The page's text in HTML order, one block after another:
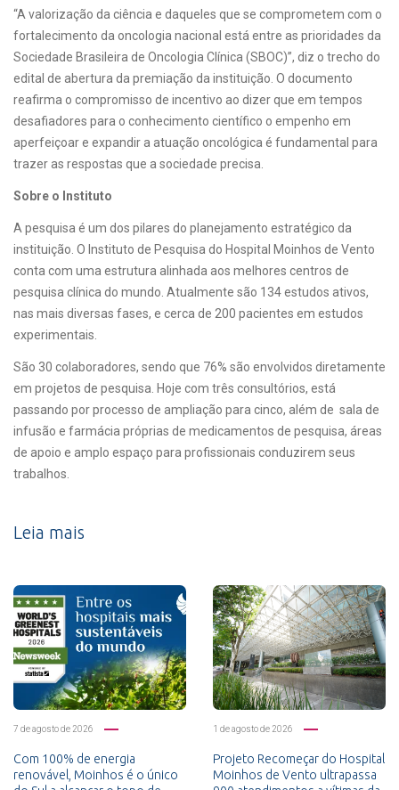
“A valorização da ciência e daqueles que se comprometem com o
fortalecimento da oncologia nacional está entre as prioridades da
Sociedade Brasileira de Oncologia Clínica (SBOC)”, diz o trecho do
edital de abertura da premiação da instituição. O documento
reafirma o compromisso de incentivo ao dizer que em tempos
desafiadores para o conhecimento científico o empenho em
aperfeiçoar e expandir a atuação oncológica é fundamental para
trazer as respostas que a sociedade precisa.
Sobre o Instituto
A pesquisa é um dos pilares do planejamento estratégico da
instituição. O Instituto de Pesquisa do Hospital Moinhos de Vento
conta com uma estrutura alinhada aos melhores centros de
pesquisa clínica do mundo. Atualmente são 134 estudos ativos,
nas mais diversas fases, e cerca de 200 pacientes em estudos
experimentais.
São 30 colaboradores, sendo que 76% são envolvidos diretamente
em projetos de pesquisa. Hoje com três consultórios, está
passando por processo de ampliação para cinco, além de sala de
infusão e farmácia próprias de medicamentos de pesquisa, áreas
de apoio e amplo espaço para profissionais conduzirem seus
trabalhos.
Leia mais
7 de agosto de 2026
Com 100% de energia
renovável, Moinhos é o único
1 de agosto de 2026
Projeto Recomeçar do Hospital
Moinhos de Vento ultrapassa